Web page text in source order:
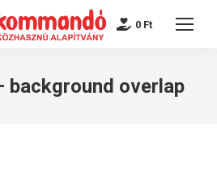
0 Ft
background overlap